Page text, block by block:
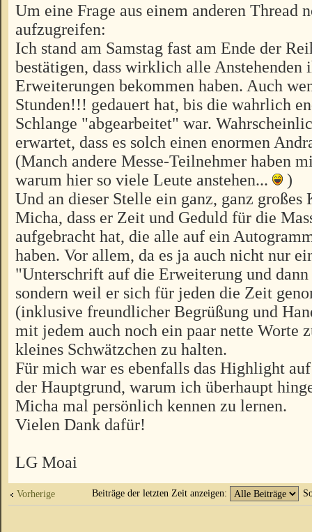
Um eine Frage aus einem anderen Thread
aufzugreifen:
Ich stand am Samstag fast am Ende der
bestätigen, dass wirklich alle
Erweiterungen bekommen haben. Auch
Stunden!!! gedauert hat, bis die wahrlich
Schlange "abgearbeitet" war.
erwartet, dass es solch einen enormen
(Manch andere Messe-Teilnehmer haben
warum hier so viele Leute anstehen...
)
Und an dieser Stelle ein ganz, ganz
Micha, dass er Zeit und Geduld für die
aufgebracht hat, die alle auf ein
haben. Vor allem, da es ja auch nicht nur
"Unterschrift auf die Erweiterung und dann
sondern weil er sich für jeden die Zeit
(inklusive freundlicher Begrüßung und
mit jedem auch noch ein paar nette Worte
kleines Schwätzchen zu halten.
Für mich war es ebenfalls das Highlight
der Hauptgrund, warum ich überhaupt
Micha mal persönlich kennen zu lernen.
Vielen Dank dafür!
LG Moai
Vorherige Beiträge der letzten Zeit anzeigen: